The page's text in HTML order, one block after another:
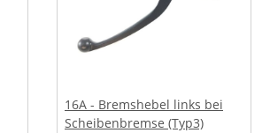
16A - Bremshebel links bei
Scheibenbremse (Typ3)